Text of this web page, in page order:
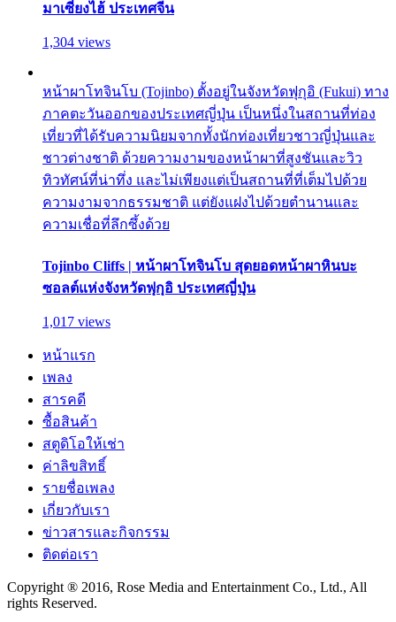
มาเซี่ยงไฮ้ ประเทศจีน
1,304 views
หน้าผาโทจินโบ (Tojinbo) ตั้งอยู่ในจังหวัดฟุกุอิ (Fukui) ทาง
ภาคตะวันออกของประเทศญี่ปุ่น เป็นหนึ่งในสถานที่ท่อง
เที่ยวที่ได้รับความนิยมจากทั้งนักท่องเที่ยวชาวญี่ปุ่นและ
ชาวต่างชาติ ด้วยความงามของหน้าผาที่สูงชันและวิว
ทิวทัศน์ที่น่าทึ่ง และไม่เพียงแต่เป็นสถานที่ที่เต็มไปด้วย
ความงามจากธรรมชาติ แต่ยังแฝงไปด้วยตำนานและ
ความเชื่อที่ลึกซึ้งด้วย
Tojinbo Cliffs | หน้าผาโทจินโบ สุดยอดหน้าผาหินบะ
ซอลต์แห่งจังหวัดฟุกุอิ ประเทศญี่ปุ่น
1,017 views
หน้าแรก
เพลง
สารคดี
ซื้อสินค้า
สตูดิโอให้เช่า
ค่าลิขสิทธิ์
รายชื่อเพลง
เกี่ยวกับเรา
ข่าวสารและกิจกรรม
ติดต่อเรา
Copyright ® 2016, Rose Media and Entertainment Co., Ltd., All
rights Reserved.